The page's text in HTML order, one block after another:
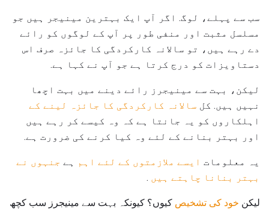
سب سے پہلے، لوگ. اگر آپ ایک بہترین مینیجر ہیں جو
مسلسل مثبت اور منفی طور پر آپ کے لوگوں کو رائے
دے رہے ہیں، تو سالانہ کارکردگی کا جائزہ صرف اس
دستاویزات کو درج کرتا ہے جو آپ نے کہا ہے.
لیکن، بہت سے مینیجرز رائے دینے میں بہت اچھا
نہیں ہیں. کل سالانہ کارکردگی کا جائزہ لینے کے
اہلکاروں کو یہ جانتا ہے کہ وہ کیسے کر رہے ہیں
اور بہتر بنانے کے لئے وہ کیا کرنے کی ضرورت ہے.
یہ معلومات ایسے ملازمتوں کے لئے اہم ہے جنہوں نے
بہتر بنانا چاہتے ہیں .
لیکن خود کی تشخیص کیوں؟ کیونکہ بہت سے مینیجرز سب کچھ